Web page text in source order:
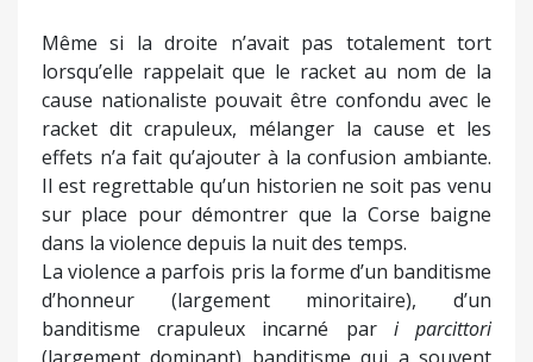
Même si la droite n’avait pas totalement tort
lorsqu’elle rappelait que le racket au nom de la
cause nationaliste pouvait être confondu avec le
racket dit crapuleux, mélanger la cause et les
effets n’a fait qu’ajouter à la confusion ambiante.
Il est regrettable qu’un historien ne soit pas venu
sur place pour démontrer que la Corse baigne
dans la violence depuis la nuit des temps.
La violence a parfois pris la forme d’un banditisme
d’honneur (largement minoritaire), d’un
banditisme crapuleux incarné par i parcittori